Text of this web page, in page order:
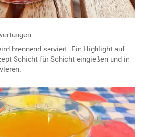
brennend serviert. Ein Highlight auf
Schicht für Schicht eingießen und in